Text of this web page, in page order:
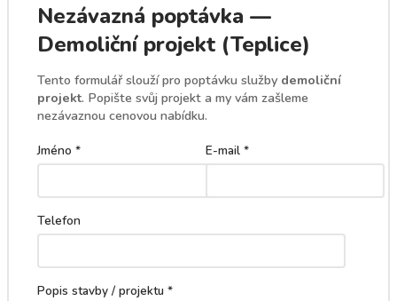
Nezávazná poptávka —
Demoliční projekt (Teplice)
Tento formulář slouží pro poptávku služby demoliční
projekt. Popište svůj projekt a my vám zašleme
nezávaznou cenovou nabídku.
Jméno * E-mail *
Telefon
Popis stavby / projektu *